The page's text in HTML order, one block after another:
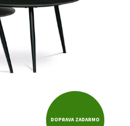
DOPRAVA ZADARMO